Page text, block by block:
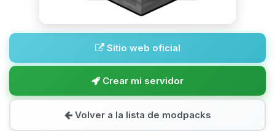
Sitio web oficial
Crear mi servidor
Volver a la lista de modpacks